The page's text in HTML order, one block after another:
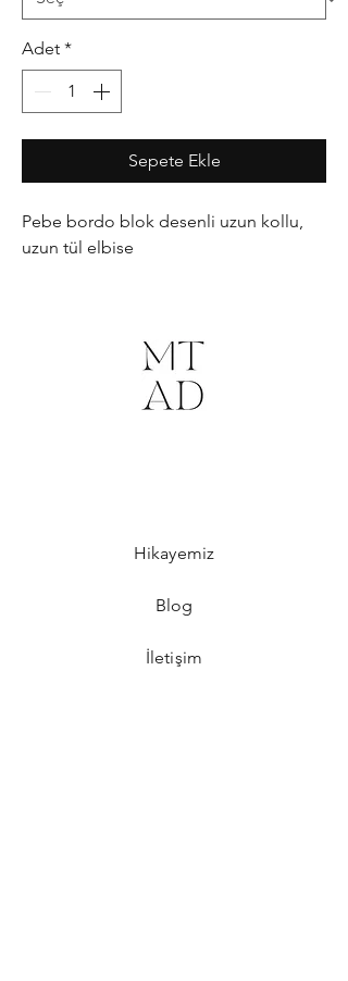
Adet *
Sepete Ekle
Pebe bordo blok desenli uzun kollu,
uzun tül elbise
Hikayemiz
Blog
İletişim